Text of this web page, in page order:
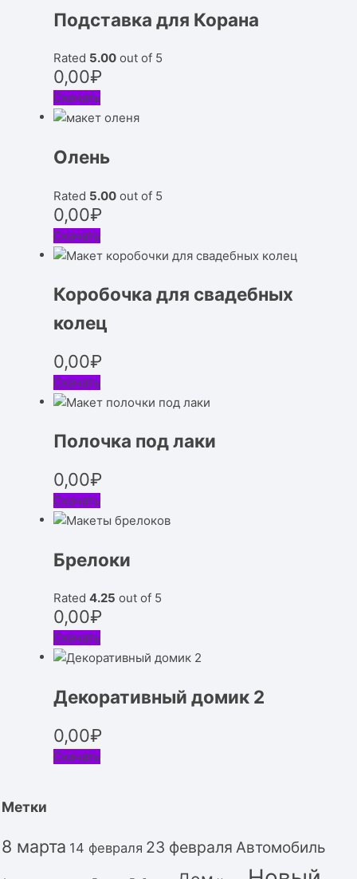
Подставка для Корана
Rated 5.00 out of 5
0,00₽
Скачать
Олень
Rated 5.00 out of 5
0,00₽
Скачать
Коробочка для свадебных
колец
0,00₽
Скачать
Полочка под лаки
0,00₽
Скачать
Брелоки
Rated4.25 out of 5
0,00₽
Скачать
Декоративный домик 2
0,00₽
Скачать
Метки
8 марта 14 февраля 23 февраля Автомобиль